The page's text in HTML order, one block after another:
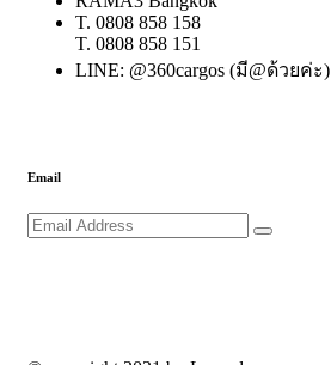
T. 0808 858 158
T. 0808 858 151
LINE: @360cargos (มี@ด้วยค่ะ)
Email